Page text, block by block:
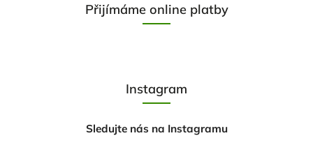
Přijímáme online platby
Instagram
Sledujte nás na Instagramu